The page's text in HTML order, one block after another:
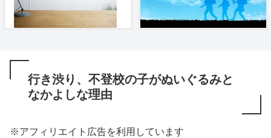
行き渋り、不登校の子がぬいぐるみと
なかよしな理由
※アフィリエイト広告を利用しています